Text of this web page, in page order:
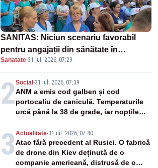
SANITAS: Niciun scenariu favorabil
pentru angajații din sănătate în
proiectul Legii salarizării
Sanatate·31 iul. 2026, 07:29
2Social -31 iul. 2026, 07:39
ANM a emis cod galben și cod
portocaliu de caniculă. Temperaturile
urcă până la 38 de grade, iar nopțile
devin tropicale
3 Actualitate-31 iul. 2026, 07:40
Atac fără precedent al Rusiei. O fabrică
de drone din Kiev deținută de o
companie americană, distrusă de o